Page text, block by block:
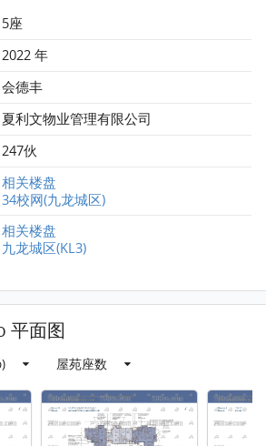
5座
2022 年
会德丰
夏利文物业管理有限公司
247伙
相关楼盘
34校网(九龙城区)
相关楼盘
九龙城区(KL3)
平面图
屋苑座数